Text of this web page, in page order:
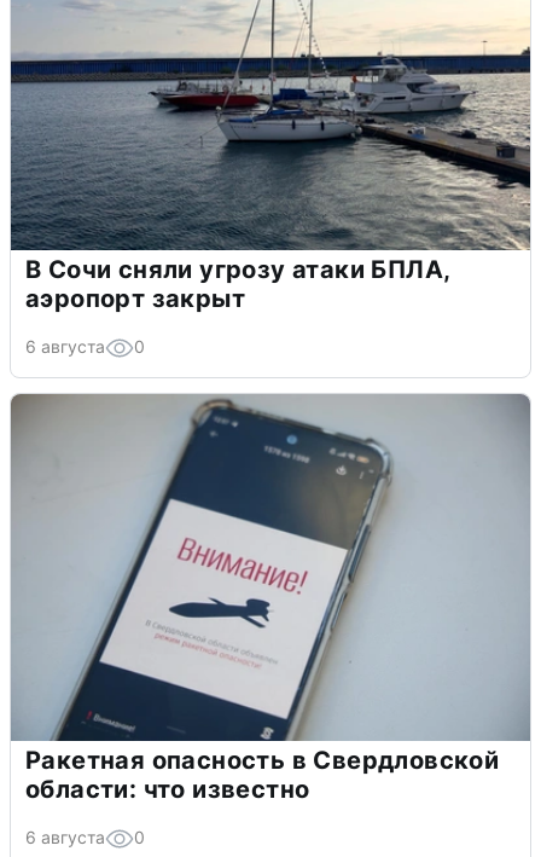
В Сочи сняли угрозу атаки БПЛА,
аэропорт закрыт
6 августа 0
Ракетная опасность в Свердловской
области: что известно
6 августа 0